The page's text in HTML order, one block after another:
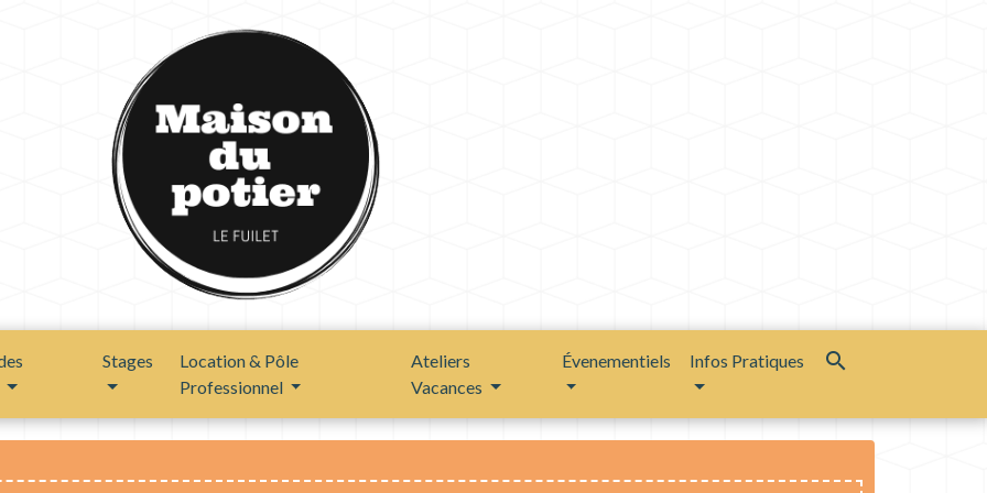
Stages
Location & Pôle
Professionnel
Ateliers
Vacances
Évenementiels Infos Pratiques search